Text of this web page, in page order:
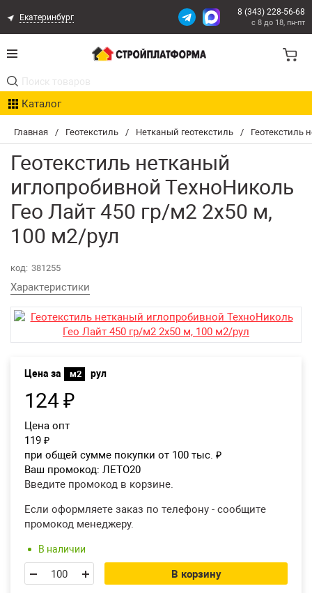
Главная / Геотекстиль / Нетканый геотекстиль / Геотекстиль
Геотекстиль нетканый
иглопробивной ТехноНиколь
Гео Лайт 450 гр/м2 2х50 м,
100 м2/рул
код: 381255
Характеристики
Цена за м2 рул
124₽
Цена опт
119 ₽
при общей сумме покупки от 100 тыс. ₽
Ваш промокод: ЛЕТО20
Введите промокод в корзине.
Если оформляете заказ по телефону - сообщите
промокод менеджеру.
В наличии
В корзину
Екатеринбург
8 (343) 228-56-68
с 8 до 18, пн-пт
Каталог
Акции
Расчет доставки
Организациям
Статьи
Контакты
Возврат товара
Екатеринбург